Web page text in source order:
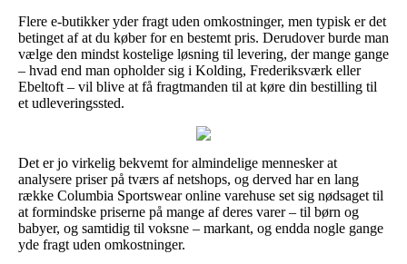
Flere e-butikker yder fragt uden omkostninger, men typisk er det
betinget af at du køber for en bestemt pris. Derudover burde man
vælge den mindst kostelige løsning til levering, der mange gange
– hvad end man opholder sig i Kolding, Frederiksværk eller
Ebeltoft – vil blive at få fragtmanden til at køre din bestilling til
et udleveringssted.
Det er jo virkelig bekvemt for almindelige mennesker at
analysere priser på tværs af netshops, og derved har en lang
række Columbia Sportswear online varehuse set sig nødsaget til
at formindske priserne på mange af deres varer – til børn og
babyer, og samtidig til voksne – markant, og endda nogle gange
yde fragt uden omkostninger.